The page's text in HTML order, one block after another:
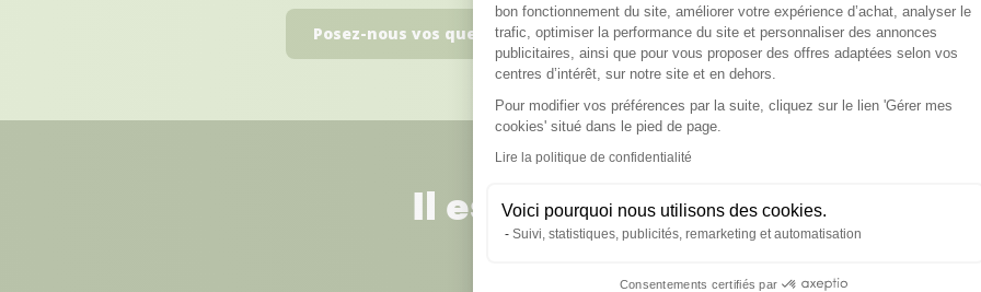
bon fonctionnement du site, améliorer votre expérience d’achat, analyser le
trafic, optimiser la performance du site et personnaliser des annonces
publicitaires, ainsi que pour vous proposer des offres adaptées selon vos
centres d’intérêt, sur notre site et en dehors.
Pour modifier vos préférences par la suite, cliquez sur le lien 'Gérer mes
cookies' situé dans le pied de page.
Lire la politique de confidentialité
Voici pourquoi nous utilisons des cookies.
Suivi, statistiques, publicités, remarketing et automatisation
Consentements certifiés par
Axeptio consent
Posez-nous vos questions
Il est bien normal de se
questions :)